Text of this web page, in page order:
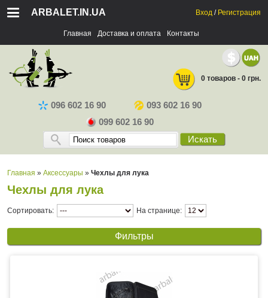
ARBALET.IN.UA
Главная Доставка и оплата Контакты
Вход / Регистрация
096 602 16 90
093 602 16 90
099 602 16 90
Искать
0 товаров - 0 грн.
Главная » Аксессуары » Чехлы для лука
Чехлы для лука
Сортировать: На странице:
Фильтры